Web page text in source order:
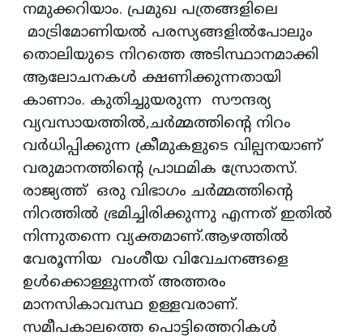
നമുക്കറിയാം. പ്രമുഖ പത്രങ്ങളിലെ
മാട്രിമോണിയൽ പരസ്യങ്ങളിൽപോലും
തൊലിയുടെ നിറത്തെ അടിസ്ഥാനമാക്കി
ആലോചനകൾ ക്ഷണിക്കുന്നതായി
കാണാം. കുതിച്ചുയരുന്ന സൗന്ദര്യ
വ്യവസായത്തിൽ,ചർമ്മത്തിന്റെ നിറം
വർധിപ്പിക്കുന്ന ക്രീമുകളുടെ വില്പനയാണ്
വരുമാനത്തിൻ്റെ പ്രാഥമിക സ്രോതസ്.
രാജ്യത്ത് ഒരു വിഭാഗം ചർമ്മത്തിൻ്റെ
നിറത്തിൽ ഭ്രമിച്ചിരിക്കുന്നു എന്നത് ഇതിൽ
നിന്നുതന്നെ വ്യക്തമാണ്.ആഴത്തിൽ
വേരൂന്നിയ വംശീയ വിവേചനങ്ങളെ
ഉൾക്കൊള്ളുന്നത് അത്തരം
മാനസികാവസ്ഥ ഉള്ളവരാണ്.
സമീപകാലത്തെ പൊട്ടിത്തെറികൾ